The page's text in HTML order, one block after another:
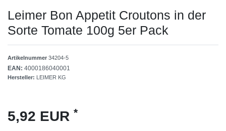
Leimer Bon Appetit Croutons in der
Sorte Tomate 100g 5er Pack
Artikelnummer 34204-5
EAN: 4000186040001
Hersteller: LEIMER KG
5,92 EUR *